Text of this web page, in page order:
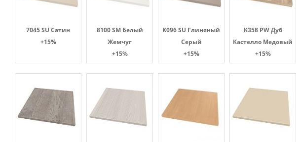
7045 SU Сатин
+15%
8100 SM Белый
Жемчуг
+15%
K096 SU Глиняный
Серый
+15%
K358 PW Дуб
Кастелло Медовый
+15%